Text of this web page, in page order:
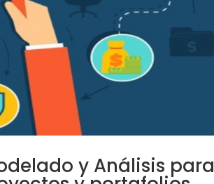
y Análisis para